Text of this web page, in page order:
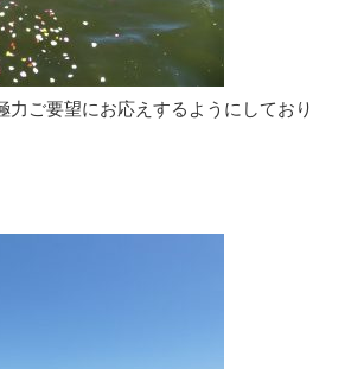
力ご要望にお応えするようにしており